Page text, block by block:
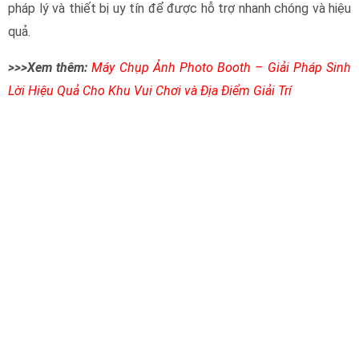
pháp lý và thiết bị uy tín để được hỗ trợ nhanh chóng và hiệu
quả.
>>>Xem thêm: Máy Chụp Ảnh Photo Booth – Giải Pháp Sinh
Lời Hiệu Quả Cho Khu Vui Chơi và Địa Điểm Giải Trí